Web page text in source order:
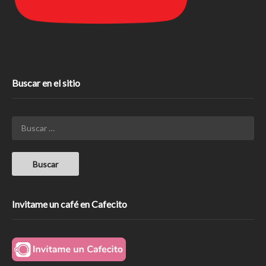
Buscar en el sitio
Invitame un café en Cafecito